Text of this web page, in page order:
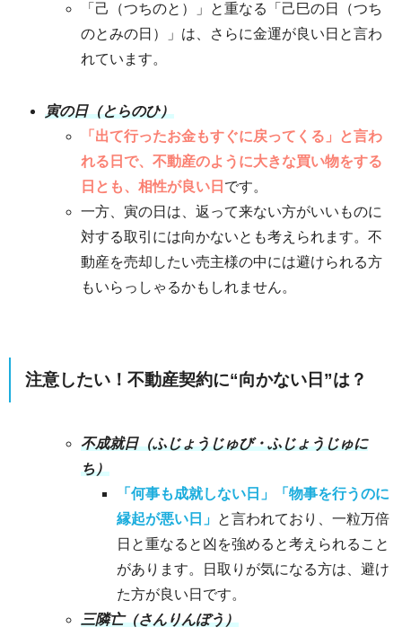
「己（つちのと）」と重なる「己巳の日（つち
のとみの日）」は、さらに金運が良い日と言わ
れています。
寅の日（とらのひ）
「出て行ったお金もすぐに戻ってくる」と言わ
れる日で、不動産のように大きな買い物をする
日とも、相性が良い日 です。
一方、寅の日は、返って来ない方がいいものに
対する取引には向かないとも考えられます。不
動産を売却したい売主様の中には避けられる方
もいらっしゃるかもしれません。
注意したい！不動産契約に“向かない日”は？
不成就日（ふじょうじゅび・ふじょうじゅに
ち）
「何事も成就しない日」「物事を行うのに
縁起が悪い日」 と言われており、一粒万倍
日と重なると凶を強めると考えられること
があります。日取りが気になる方は、避け
た方が良い日です。
三隣亡（さんりんぼう）